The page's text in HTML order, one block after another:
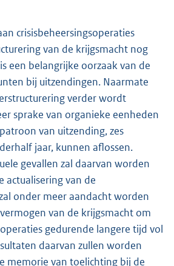
crisisbeheersingsoperaties
van de krijgsmacht nog
een belangrijke oorzaak van de
bij uitzendingen. Naarmate
verder wordt
sprake van organieke eenheden
van uitzending, zes
jaar, kunnen aflossen.
gevallen zal daarvan worden
actualisering van de
onder meer aandacht worden
van de krijgsmacht om
gedurende langere tijd vol
daarvan zullen worden
memorie van toelichting bij de